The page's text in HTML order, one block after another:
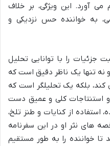
می آورد. این ویژگی، بر خلاف
به خواننده حس نزدیکی و
جزئیات را با توانایی تحلیل
نه تنها یک ناظر دقیق است که
بلکه یک تحلیلگر است که
و استنتاجات کلی و عمیق دست
استفاده از کنایات و طنز تلخ،
های نثر او در این سفرنامه
خواننده را به طور مستقیم